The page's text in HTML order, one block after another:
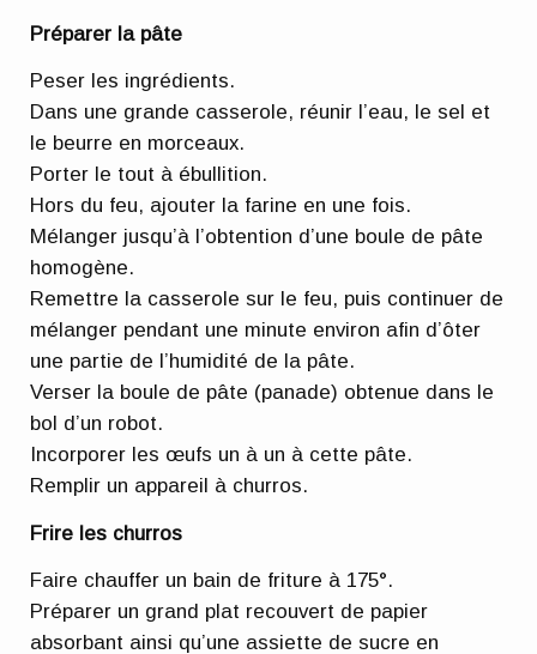
Préparer la pâte
Peser les ingrédients.
Dans une grande casserole, réunir l’eau, le sel et
le beurre en morceaux.
Porter le tout à ébullition.
Hors du feu, ajouter la farine en une fois.
Mélanger jusqu’à l’obtention d’une boule de pâte
homogène.
Remettre la casserole sur le feu, puis continuer de
mélanger pendant une minute environ afin d’ôter
une partie de l’humidité de la pâte.
Verser la boule de pâte (panade) obtenue dans le
bol d’un robot.
Incorporer les œufs un à un à cette pâte.
Remplir un appareil à churros.
Frire les churros
Faire chauffer un bain de friture à 175°.
Préparer un grand plat recouvert de papier
absorbant ainsi qu’une assiette de sucre en